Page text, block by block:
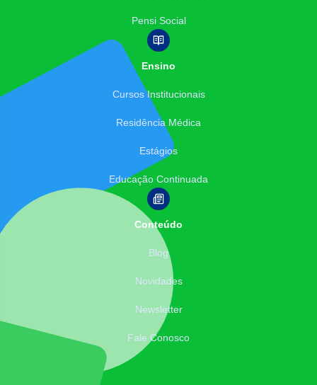
Pensi Social
Ensino
Cursos Institucionais
Residência Médica
Estágios
Educação Continuada
Conteúdo
Blog
Novidades
Newsletter
Fale Conosco